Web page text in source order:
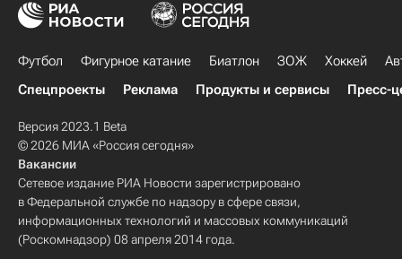
Футбол Фигурное катание Биатлон ЗОЖ Хоккей
Спецпроекты
Реклама Продукты и сервисы Пресс-
Версия 2023.1 Beta
© 2026 МИА «Россия сегодня»
Вакансии
Сетевое издание РИА Новости зарегистрировано
в Федеральной службе по надзору в сфере связи,
информационных технологий и массовых коммуникаций
(Роскомнадзор) 08 апреля 2014 года.